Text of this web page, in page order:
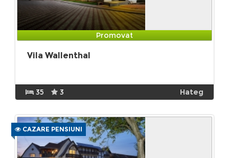
Promovat
Vila Wallenthal
35 3 Hateg
CAZARE PENSIUNI